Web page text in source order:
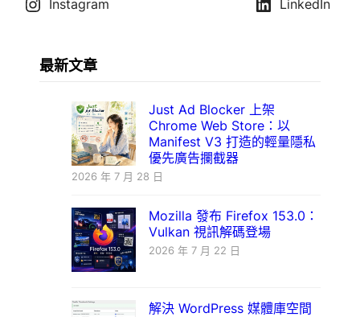
Instagram
LinkedIn
最新文章
Just Ad Blocker 上架
Chrome Web Store：以
Manifest V3 打造的輕量隱私
優先廣告攔截器
2026 年 7 月 28 日
Mozilla 發布 Firefox 153.0：
Vulkan 視訊解碼登場
2026 年 7 月 22 日
解決 WordPress 媒體庫空間